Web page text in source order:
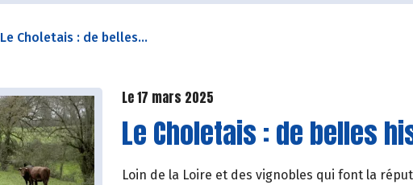
Le Choletais : de belles...
Le 17 mars 2025
Le Choletais : de belles
Loin de la Loire et des vignobles qui font la